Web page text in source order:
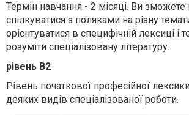
Термін навчання - 2 місяці. Ви
спілкуватися з поляками на різну
орієнтуватися в специфічній лексиці і
розуміти спеціалізовану літературу.
рівень B2
Рівень початкової професійної
деяких видів спеціалізованої роботи.